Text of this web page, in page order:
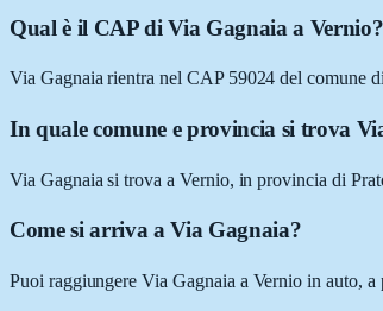
Qual è il CAP di Via Gagnaia a Vernio?
Via Gagnaia rientra nel CAP 59024 del comune
In quale comune e provincia si trova
Via Gagnaia si trova a Vernio, in provincia di
Come si arriva a Via Gagnaia?
Puoi raggiungere Via Gagnaia a Vernio in auto,